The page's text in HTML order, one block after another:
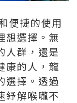
便捷的使用
想選擇。無
人群，還是
康的人，龍
選擇。透過
紓解喉嚨不